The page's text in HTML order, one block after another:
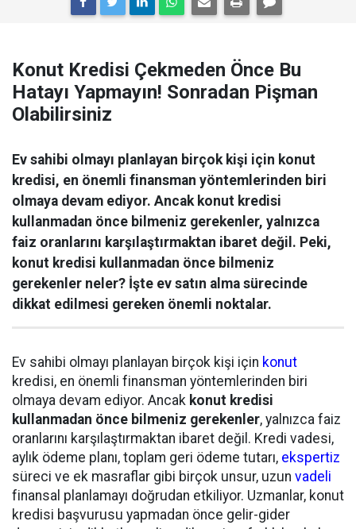
Konut Kredisi Çekmeden Önce Bu
Hatayı Yapmayın! Sonradan Pişman
Olabilirsiniz
Ev sahibi olmayı planlayan birçok kişi için konut
kredisi, en önemli finansman yöntemlerinden biri
olmaya devam ediyor. Ancak konut kredisi
kullanmadan önce bilmeniz gerekenler, yalnızca
faiz oranlarını karşılaştırmaktan ibaret değil. Peki,
konut kredisi kullanmadan önce bilmeniz
gerekenler neler? İşte ev satın alma sürecinde
dikkat edilmesi gereken önemli noktalar.
Ev sahibi olmayı planlayan birçok kişi için konut
kredisi, en önemli finansman yöntemlerinden biri
olmaya devam ediyor. Ancak konut kredisi
kullanmadan önce bilmeniz gerekenler, yalnızca faiz
oranlarını karşılaştırmaktan ibaret değil. Kredi vadesi,
aylık ödeme planı, toplam geri ödeme tutarı, ekspertiz
süreci ve ek masraflar gibi birçok unsur, uzun vadeli
finansal planlamayı doğrudan etkiliyor. Uzmanlar, konut
kredisi başvurusu yapmadan önce gelir-gider